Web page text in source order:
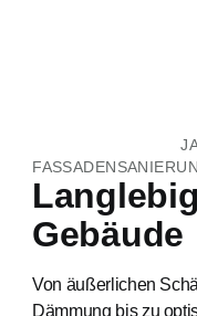
Gebäude
Von äußerlichen
Dämmung bis zu